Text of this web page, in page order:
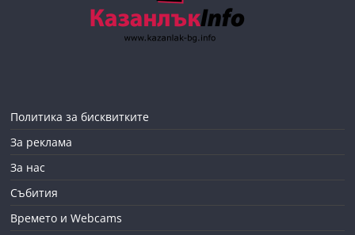
Политика за бисквитките
За реклама
За нас
Събития
Времето и Webcams